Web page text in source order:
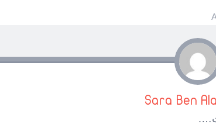
Sara Ben